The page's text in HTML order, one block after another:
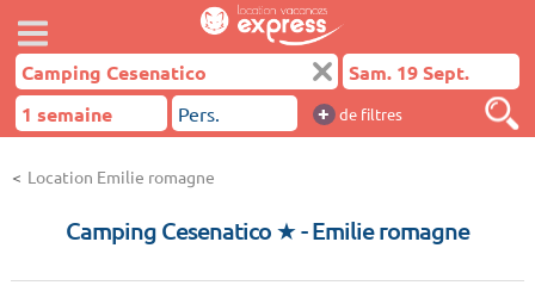
+ de filtres
Location Emilie romagne
Camping Cesenatico ★- Emilie romagne